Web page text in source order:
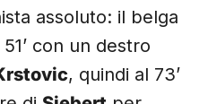
assoluto: il belga
51’ con un destro
, quindi al 73’